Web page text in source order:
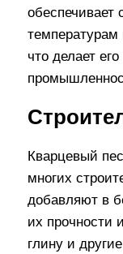
обеспечивает
что делает
Кварцевый
многих
добавляют в
их прочности
глину и